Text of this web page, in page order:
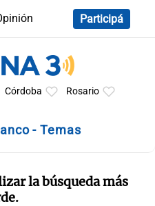
Participá
Córdoba Rosario
- Temas
la búsqueda más